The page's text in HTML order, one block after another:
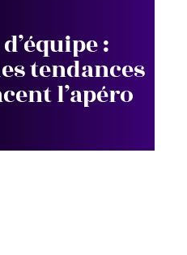
:
tendances
l’apéro